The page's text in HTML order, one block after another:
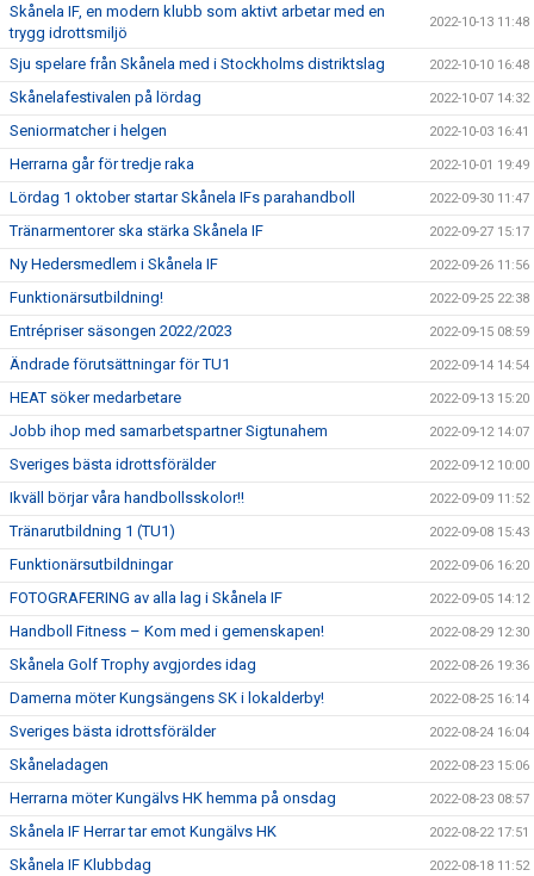
Skånela IF, en modern klubb som aktivt arbetar med en
trygg idrottsmiljö
2022-10-13 11:48
Sju spelare från Skånela med i Stockholms distriktslag 2022-10-10 16:48
Skånelafestivalen på lördag 2022-10-07 14:32
Seniormatcher i helgen 2022-10-03 16:41
Herrarna går för tredje raka 2022-10-01 19:49
Lördag 1 oktober startar Skånela IFs parahandboll 2022-09-30 11:47
Tränarmentorer ska stärka Skånela IF 2022-09-27 15:17
Ny Hedersmedlem i Skånela IF 2022-09-26 11:56
Funktionärsutbildning! 2022-09-25 22:38
Entrépriser säsongen 2022/2023 2022-09-15 08:59
Ändrade förutsättningar för TU1 2022-09-14 14:54
HEAT söker medarbetare 2022-09-13 15:20
Jobb ihop med samarbetspartner Sigtunahem 2022-09-12 14:07
Sveriges bästa idrottsförälder 2022-09-12 10:00
Ikväll börjar våra handbollsskolor!! 2022-09-09 11:52
Tränarutbildning 1 (TU1) 2022-09-08 15:43
Funktionärsutbildningar 2022-09-06 16:20
FOTOGRAFERING av alla lag i Skånela IF 2022-09-05 14:12
Handboll Fitness – Kom med i gemenskapen! 2022-08-29 12:30
Skånela Golf Trophy avgjordes idag 2022-08-26 19:36
Damerna möter Kungsängens SK i lokalderby! 2022-08-25 16:14
Sveriges bästa idrottsförälder 2022-08-24 16:04
Skåneladagen 2022-08-23 15:06
Herrarna möter Kungälvs HK hemma på onsdag 2022-08-23 08:57
Skånela IF Herrar tar emot Kungälvs HK 2022-08-22 17:51
Skånela IF Klubbdag 2022-08-18 11:52